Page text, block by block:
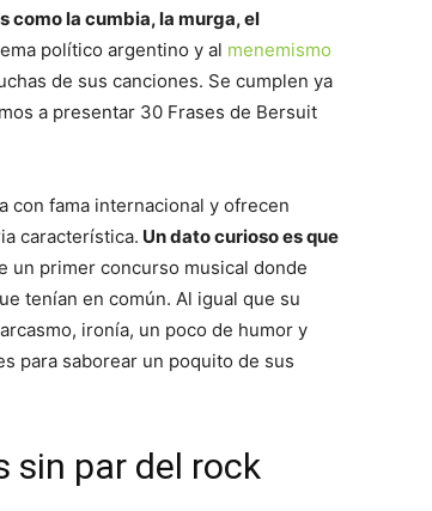
como la cumbia, la murga, el
político argentino y al menemismo
de sus canciones. Se cumplen ya
a presentar 30 Frases de Bersuit
con fama internacional y ofrecen
característica. Un dato curioso es que
un primer concurso musical donde
tenían en común. Al igual que su
ironía, un poco de humor y
para saborear un poquito de sus
sin par del rock